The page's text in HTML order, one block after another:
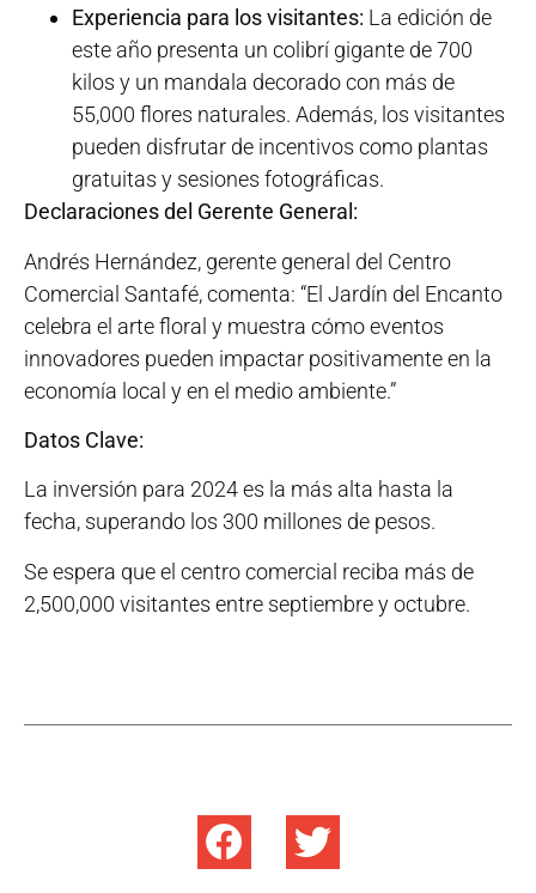
Experiencia para los visitantes: La edición de
este año presenta un colibrí gigante de 700
kilos y un mandala decorado con más de
55,000 flores naturales. Además, los visitantes
pueden disfrutar de incentivos como plantas
gratuitas y sesiones fotográficas.
Declaraciones del Gerente General:
Andrés Hernández, gerente general del Centro
Comercial Santafé, comenta: “El Jardín del Encanto
celebra el arte floral y muestra cómo eventos
innovadores pueden impactar positivamente en la
economía local y en el medio ambiente.”
Datos Clave:
La inversión para 2024 es la más alta hasta la
fecha, superando los 300 millones de pesos.
Se espera que el centro comercial reciba más de
2,500,000 visitantes entre septiembre y octubre.